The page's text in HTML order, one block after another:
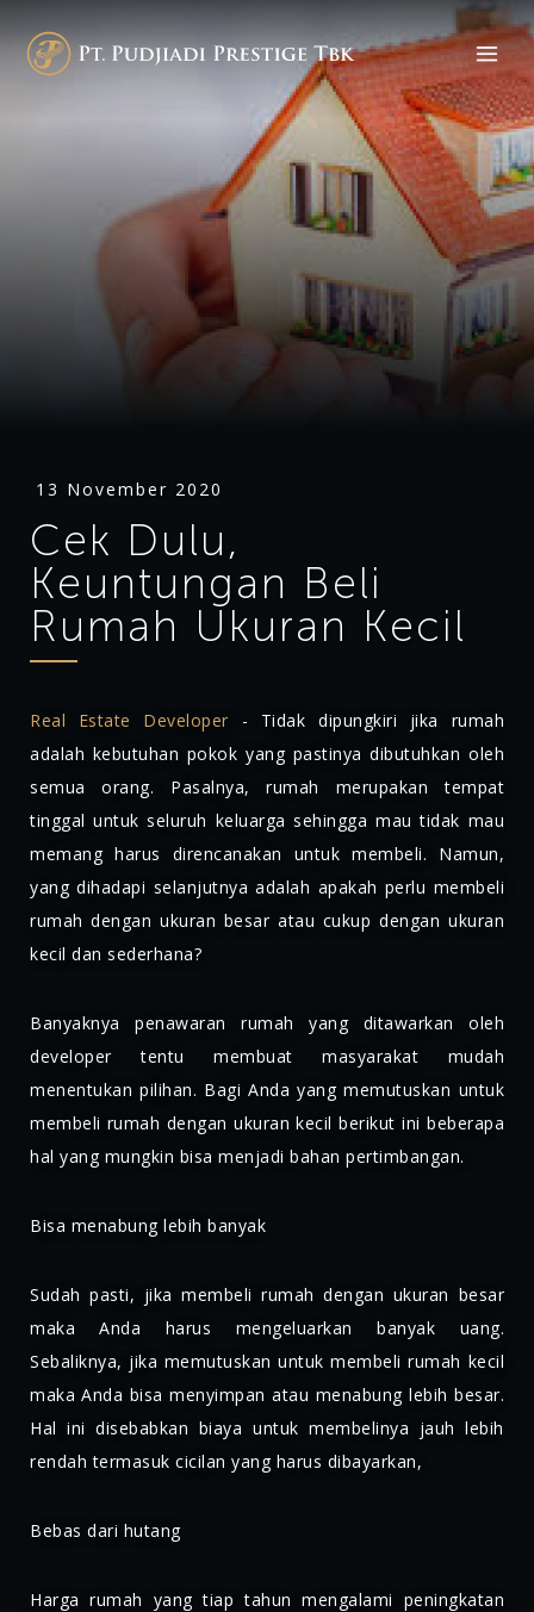
13 November 2020
Cek Dulu,
Keuntungan Beli
Rumah Ukuran Kecil
Real Estate Developer - Tidak dipungkiri jika rumah
adalah kebutuhan pokok yang pastinya dibutuhkan oleh
semua orang. Pasalnya, rumah merupakan tempat
tinggal untuk seluruh keluarga sehingga mau tidak mau
memang harus direncanakan untuk membeli. Namun,
yang dihadapi selanjutnya adalah apakah perlu membeli
rumah dengan ukuran besar atau cukup dengan ukuran
kecil dan sederhana?
Banyaknya penawaran rumah yang ditawarkan oleh
developer tentu membuat masyarakat mudah
menentukan pilihan. Bagi Anda yang memutuskan untuk
membeli rumah dengan ukuran kecil berikut ini beberapa
hal yang mungkin bisa menjadi bahan pertimbangan.
Bisa menabung lebih banyak
Sudah pasti, jika membeli rumah dengan ukuran besar
maka Anda harus mengeluarkan banyak uang.
Sebaliknya, jika memutuskan untuk membeli rumah kecil
maka Anda bisa menyimpan atau menabung lebih besar.
Hal ini disebabkan biaya untuk membelinya jauh lebih
rendah termasuk cicilan yang harus dibayarkan,
Bebas dari hutang
Harga rumah yang tiap tahun mengalami peningkatan